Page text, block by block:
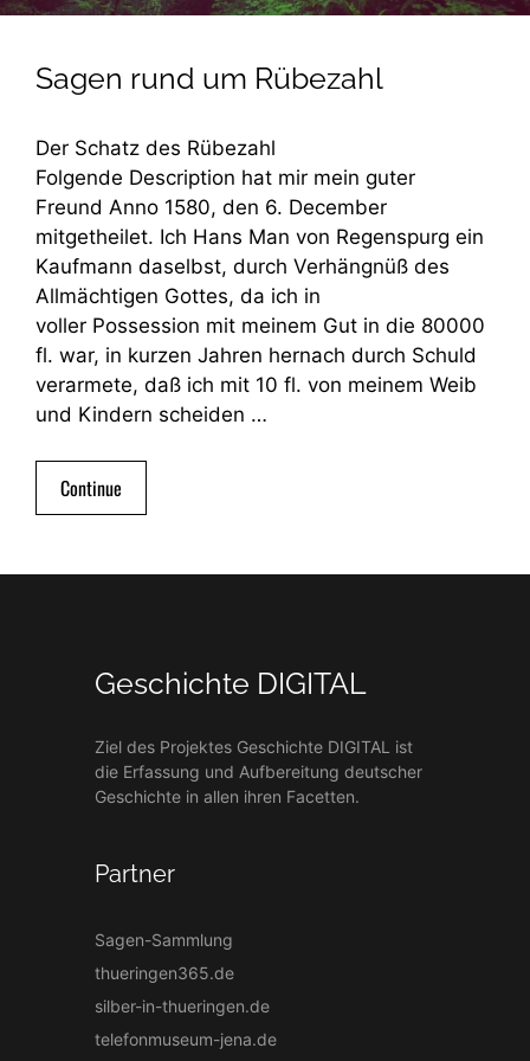
Sagen rund um Rübezahl
Der Schatz des Rübezahl
Folgende Description hat mir mein guter
Freund Anno 1580, den 6. December
mitgetheilet. Ich Hans Man von Regenspurg ein
Kaufmann daselbst, durch Verhängnüß des
Allmächtigen Gottes, da ich in
voller Possession mit meinem Gut in die 80000
fl. war, in kurzen Jahren hernach durch Schuld
verarmete, daß ich mit 10 fl. von meinem Weib
und Kindern scheiden …
Continue
Geschichte DIGITAL
Ziel des Projektes Geschichte DIGITAL ist
die Erfassung und Aufbereitung deutscher
Geschichte in allen ihren Facetten.
Partner
Sagen-Sammlung
thueringen365.de
silber-in-thueringen.de
telefonmuseum-jena.de